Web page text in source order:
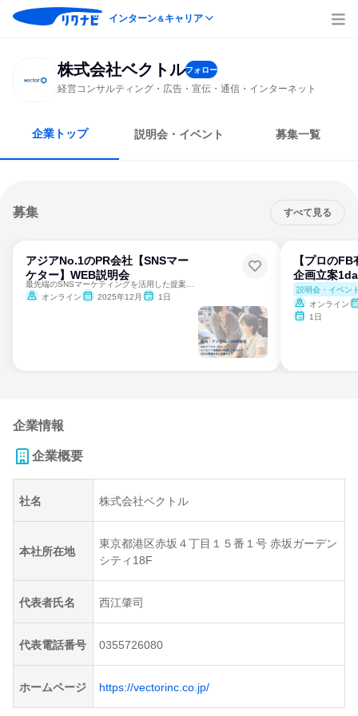
インターン＆キャリア
株式会社ベクトルフォロー
経営コンサルティング・広告・宣伝・通信・インターネット
企業トップ 説明会・イベント 募集一覧
募集 すべて見る
アジアNo.1のPR会社【SNSマー
ケター】WEB説明会
オンライン
2025年12月 1日
【プロの
企画立案
説明会・イベン
オンライン
1日
企業情報
企業概要
社名 株式会社ベクトル
本社所在地
東京都港区赤坂４丁目１５番１号 赤坂ガーデン
シティ18F
代表者氏名 西江肇司
代表電話番号 0355726080
ホームページ https://vectorinc.co.jp/